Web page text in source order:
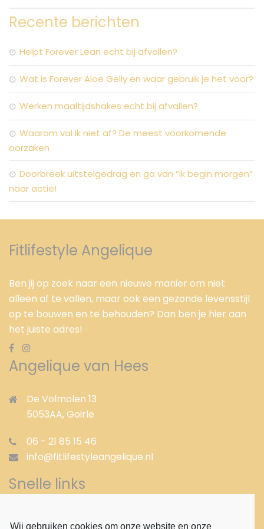
Wij gebruiken cookies om onze website en onze
Recente berichten
Helpt Forever Lean echt bij afvallen?
Wat is Forever Aloe Gelly en waar gebruik je het voor?
Werken maaltijdshakes echt bij afvallen?
Waarom val ik niet af? De meest voorkomende
oorzaken
Doorbreek uitstelgedrag en ga van “ik begin morgen”
naar actie!
Fitlifestyle Angelique
Ben jij op zoek naar een nieuwe manier om niet
alleen af te vallen, maar ook een gezonde levensstijl
op te bouwen en te behouden? Dan ben je hier aan
het juiste adres!
Angelique van Hees
De Volmolen 13
5053AA,Goirle
06 - 21 85 15 46
info@fitlifestyleangelique.nl
Snelle links